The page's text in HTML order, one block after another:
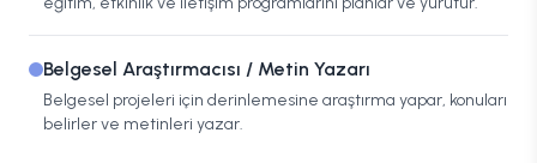
Belgesel Araştırmacısı / Metin Yazarı
Belgesel projeleri için derinlemesine araştırma yapar, konuları
belirler ve metinleri yazar.